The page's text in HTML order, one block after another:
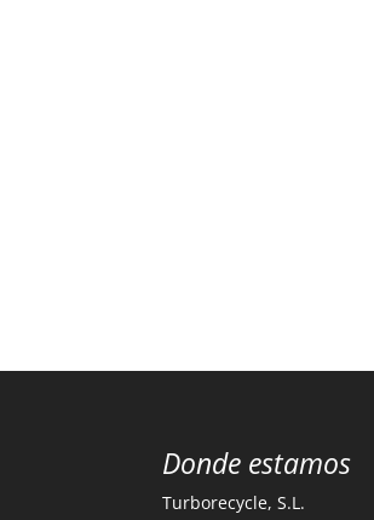
Donde estamos
Turborecycle, S.L.